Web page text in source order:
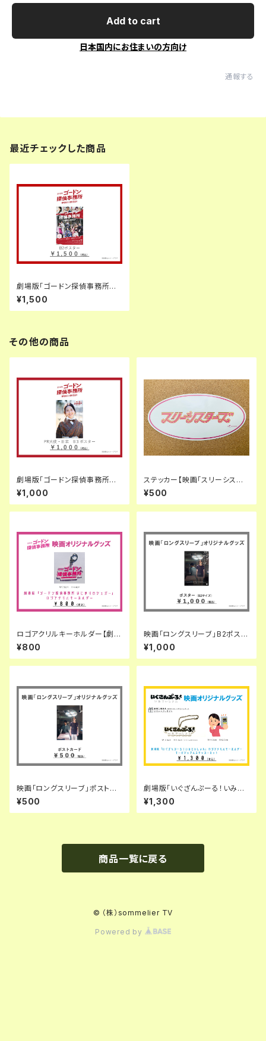
Add to cart
日本国内にお住まいの方向け
通報する
最近チェックした商品
劇場版「ゴードン探偵事務所エ
ピソード2 NOW ON AIR」B2ポ
スター
¥1,500
その他の商品
劇場版「ゴードン探偵事務所エ
ピソード2 NOW ON AIR」PR大
使・日菜B2ポスター
¥1,000
ステッカー【映画「スリーシスタ
ーズ」】
¥500
ロゴアクリルキーホルダー【劇場
版「ゴードン探偵事務所 はじま
りのシュガー」】
¥800
映画「ロングスリーブ」B2ポスタ
ー
¥1,000
映画「ロングスリーブ」ポストカ
ード
¥500
劇場版「いぐざんぷーる！いみて
いしょん」アクリルキーホルダー・
ステッカーセット
¥1,300
商品一覧に戻る
© （株）sommelier TV
Powered by